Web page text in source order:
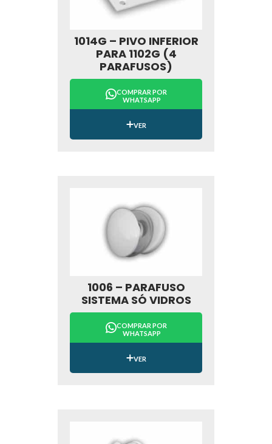
1014G – PIVO INFERIOR
PARA 1102G (4
PARAFUSOS)
COMPRAR POR
WHATSAPP
VER
1006 – PARAFUSO
SISTEMA SÓ VIDROS
COMPRAR POR
WHATSAPP
VER